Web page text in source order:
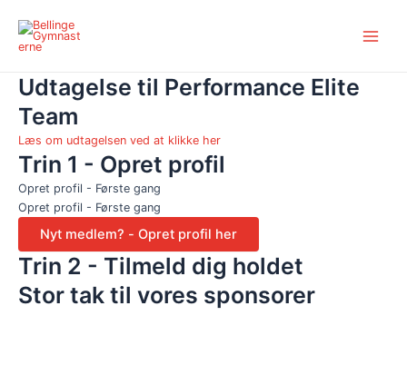
indholdet
Menu
Udtagelse til Performance Elite
Team
Læs om udtagelsen ved at klikke her
Trin 1 - Opret profil
Opret profil - Første gang
Opret profil - Første gang
Trin 2 - Tilmeld dig holdet
Stor tak til vores sponsorer